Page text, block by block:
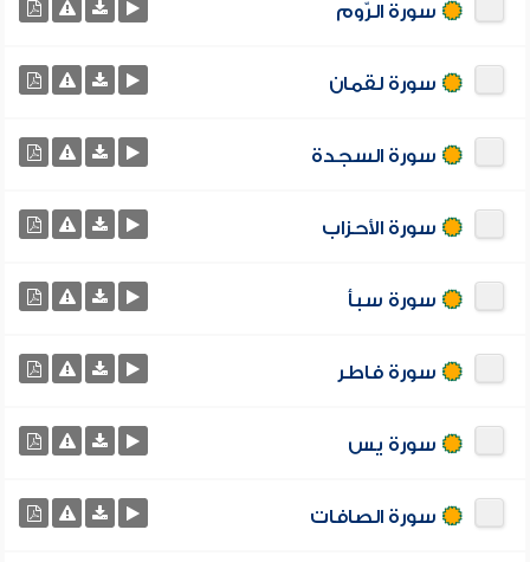
سورة الرّوم
سورة لقمان
سورة السجدة
سورة الأحزاب
سورة سبأ
سورة فاطر
سورة يس
سورة الصافات